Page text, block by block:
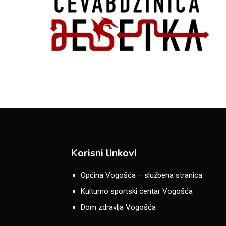
Korisni linkovi
Općina Vogošća – službena stranica
Kulturno sportski centar Vogošća
Dom zdravlja Vogošća